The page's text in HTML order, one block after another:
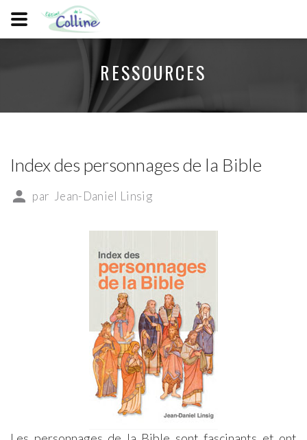
RESSOURCES
Index des personnages de la Bible
par Jean-Daniel Linsig